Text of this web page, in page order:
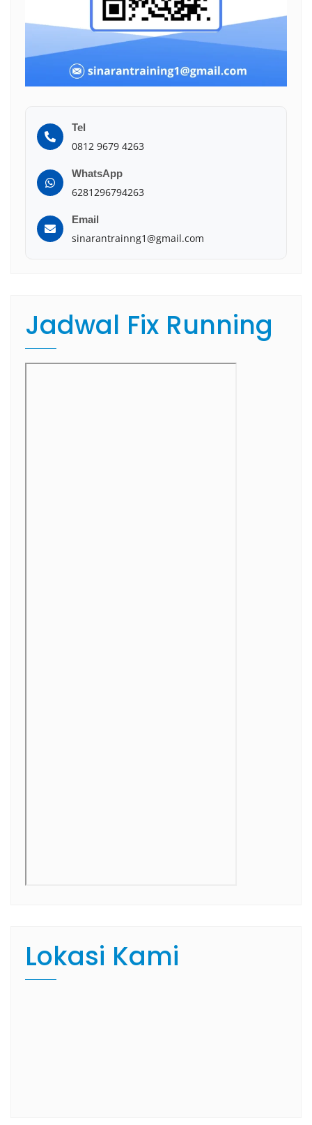
Tel
0812 9679 4263
WhatsApp
6281296794263
Email
sinarantrainng1@gmail.com
Jadwal Fix Running
Lokasi Kami